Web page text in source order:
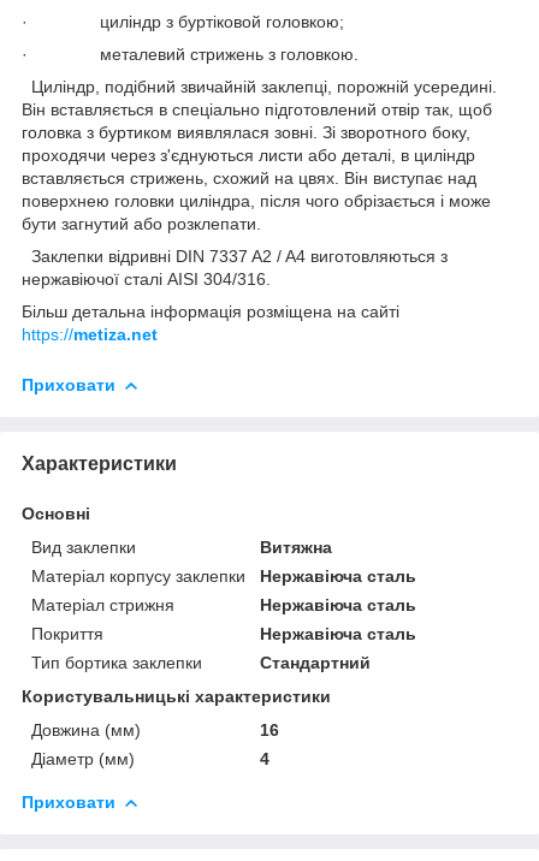
· циліндр з буртіковой головкою;
· металевий стрижень з головкою.
Циліндр, подібний звичайній заклепці, порожній усередині.
Він вставляється в спеціально підготовлений отвір так, щоб
головка з буртиком виявлялася зовні. Зі зворотного боку,
проходячи через з'єднуються листи або деталі, в циліндр
вставляється стрижень, схожий на цвях. Він виступає над
поверхнею головки циліндра, після чого обрізається і може
бути загнутий або розклепати.
Заклепки відривні DIN 7337 A2 / A4 виготовляються з
нержавіючої сталі AISI 304/316.
Більш детальна інформація розміщена на сайті
https://metiza.net
Приховати
Характеристики
Основні
Вид заклепки
Витяжна
Матеріал корпусу заклепки
Нержавіюча сталь
Матеріал стрижня
Нержавіюча сталь
Покриття
Нержавіюча сталь
Тип бортика заклепки
Стандартний
Користувальницькі характеристики
Довжина (мм)
16
Діаметр (мм)
4
Приховати